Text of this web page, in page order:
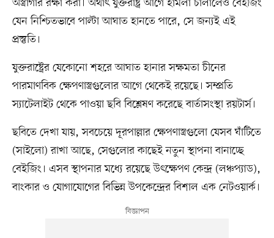
যেন নিশ্চিতভাবে পাল্টা আঘাত হানতে পারে, সে জন্যই এই
প্রস্তুতি।
যুক্তরাষ্ট্রের যেকোনো শহরে আঘাত হানার সক্ষমতা চীনের
পারমাণবিক ক্ষেপণাস্ত্রগুলোর আগে থেকেই রয়েছে। সম্প্রতি
স্যাটেলাইট থেকে পাওয়া ছবি বিশ্লেষণ করেছে বার্তাসংস্থা রয়টার্স।
ছবিতে দেখা যায়, সবচেয়ে দূরপাল্লার ক্ষেপণাস্ত্রগুলো যেসব ঘাঁটিতে
(সাইলো) রাখা আছে, সেগুলোর কাছেই নতুন স্থাপনা বানাচ্ছে
বেইজিং। এসব স্থাপনার মধ্যে রয়েছে উৎক্ষেপণ কেন্দ্র (লঞ্চপ্যাড),
বাংকার ও যোগাযোগের বিভিন্ন উপকেন্দ্রের বিশাল এক নেটওয়ার্ক।